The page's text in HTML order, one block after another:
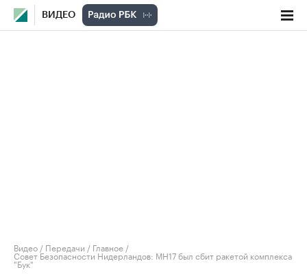
ВИДЕО
Видео / Передачи / Главное /
Совет Безопасности Нидерландов: MH17 был сбит ракетой комплекса
"Бук"